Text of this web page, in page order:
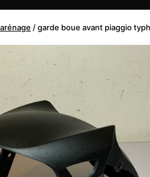
/garde boue avant piaggio